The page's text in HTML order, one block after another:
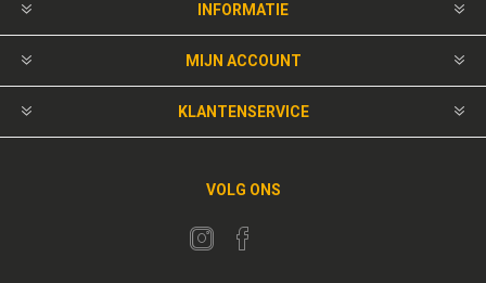
INFORMATIE
MIJN ACCOUNT
KLANTENSERVICE
VOLG ONS